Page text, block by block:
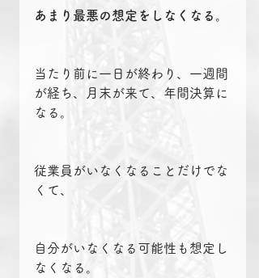
あまり最悪の想定をしなくなる。
当たり前に一日が終わり、一週間
が経ち、月末が来て、年間決算に
なる。
従業員がいなくなることだけでな
くて、
自分がいなくなる可能性も想定し
なくなる。